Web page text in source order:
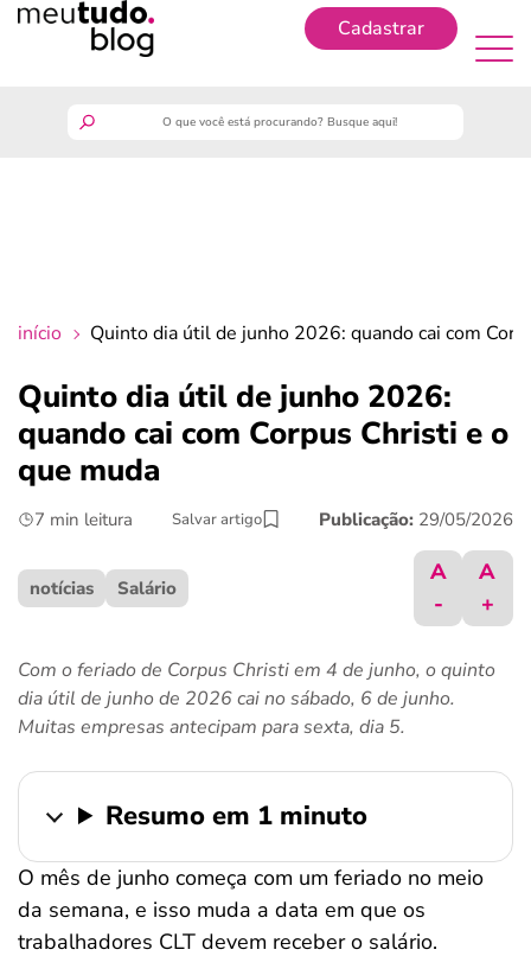
Cadastrar
crédito fácil
início Quinto dia útil de junho 2026: quando cai com
Quinto dia útil de junho 2026:
quando cai com Corpus Christi e o
que muda
7 min leitura Salvar artigo Publicação: 29/05/2026
notícias Salário
A
-
A
+
Com o feriado de Corpus Christi em 4 de junho, o quinto
dia útil de junho de 2026 cai no sábado, 6 de junho.
Muitas empresas antecipam para sexta, dia 5.
Resumo em 1 minuto
O mês de junho começa com um feriado no meio
da semana, e isso muda a data em que os
trabalhadores CLT devem receber o salário.